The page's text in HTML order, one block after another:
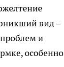
вид –
и
особенно